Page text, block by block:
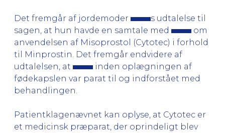
Det fremgår af jordemoder
s udtalelse til
sagen, at hun havde en samtale med
om
anvendelsen af Misoprostol (Cytotec) i forhold
til Minprostin. Det fremgår endvidere af
udtalelsen, at
inden oplægningen af
fødekapslen var parat til og indforstået med
behandlingen.
Patientklagenævnet kan oplyse, at Cytotec er
et medicinsk præparat, der oprindeligt blev